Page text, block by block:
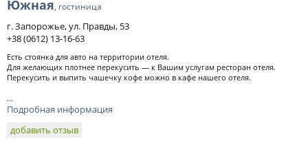
Южная, гостиница
г. Запорожье, ул. Правды, 53
+38 (0612) 13-16-63
Есть стоянка для авто на территории отеля.
Для желающих плотнее перекусить — к Вашим услугам ресторан отеля.
Перекусить и выпить чашечку кофе можно в кафе нашего отеля.
...
Подробная информация
добавить отзыв